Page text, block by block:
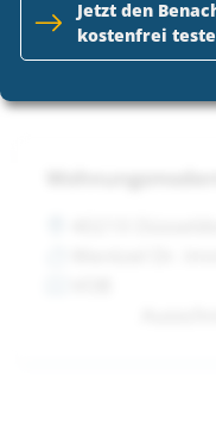
VOB
Jetzt den
kostenfrei